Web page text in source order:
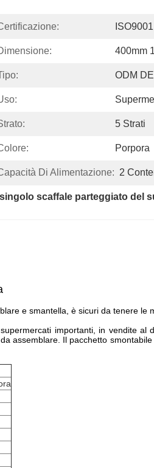
ISO9001
400mm
ODM
5 Strati
Porpora
Di Alimentazione: 2
singolo scaffale parteggiato del
e smantella, è sicuri da tenere le
importanti, in vendite al
assemblare. Il pacchetto